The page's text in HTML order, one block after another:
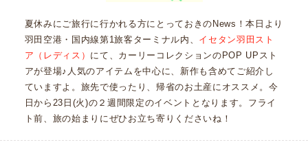
夏休みにご旅行に行かれる方にとっておきのNews！本日より
羽田空港・国内線第1旅客ターミナル内、 イセタン羽田スト
ア（レディス） にて、カーリーコレクションのPOP UPスト
アが登場♪人気のアイテムを中心に、新作も含めてご紹介し
ていますよ。旅先で使ったり、帰省のお土産にオススメ。今
日から23日(火)の２週間限定のイベントとなります。フライ
ト前、旅の始まりにぜひお立ち寄りくださいね！